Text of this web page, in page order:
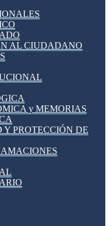
AL CIUDADANO
y MEMORIAS
PROTECCIÓN DE